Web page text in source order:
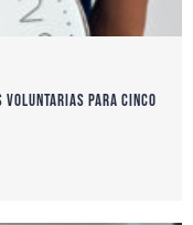
voluntarias para cinco